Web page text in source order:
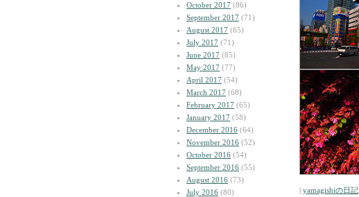
October 2017 (86)
September 2017 (71)
August 2017 (65)
July 2017 (71)
June 2017 (85)
May 2017 (77)
April 2017 (54)
March 2017 (68)
February 2017 (65)
January 2017 (58)
December 2016 (64)
November 2016 (52)
October 2016 (54)
September 2016 (55)
August 2016 (73)
July 2016 (80)
| yamagishiの日記